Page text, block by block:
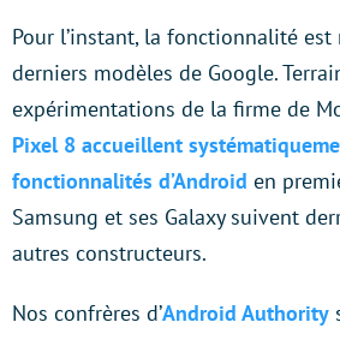
Pour l’instant, la fonctionnalité est
derniers modèles de Google.
expérimentations de la firme de
Pixel 8 accueillent
fonctionnalités d’Android en
Samsung et ses Galaxy suivent
autres constructeurs.
Nos confrères d’Android Authority